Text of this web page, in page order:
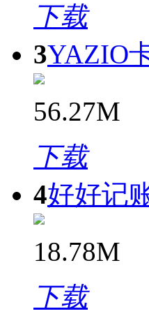
下载
3YAZIO
56.27M
下载
4好好记
18.78M
下载